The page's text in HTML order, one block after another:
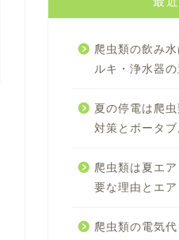
爬虫類の飲み
ルキ・浄水器
夏の停電は爬
対策とポータ
爬虫類は夏エ
要な理由とエ
爬虫類の電気